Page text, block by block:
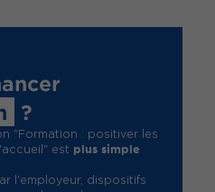
?
"Formation : positiver les
est plus simple
l'employeur, dispositifs